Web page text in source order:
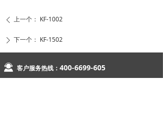
ꄴ 上一个： KF-1002
ꄲ 下一个： KF-1502
客户服务热线： 400-6699-605
끤